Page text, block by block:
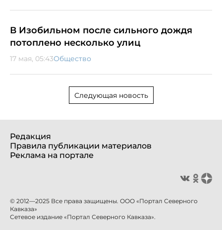
В Изобильном после сильного дождя
потоплено несколько улиц
17 мая, 05:43Общество
Следующая новость
Редакция
Правила публикации материалов
Реклама на портале
© 2012—2025 Все права защищены. ООО «Портал Северного
Кавказа»
Сетевое издание «Портал Северного Кавказа».